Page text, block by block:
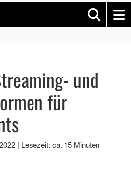
und
für
| Lesezeit: ca. 15 Minuten